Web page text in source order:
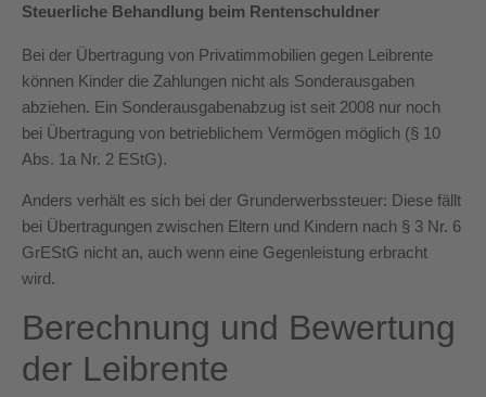
Steuerliche Behandlung beim Rentenschuldner
Bei der Übertragung von Privatimmobilien gegen Leibrente
können Kinder die Zahlungen nicht als Sonderausgaben
abziehen. Ein Sonderausgabenabzug ist seit 2008 nur noch
bei Übertragung von betrieblichem Vermögen möglich (§ 10
Abs. 1a Nr. 2 EStG).
Anders verhält es sich bei der Grunderwerbssteuer: Diese fällt
bei Übertragungen zwischen Eltern und Kindern nach § 3 Nr. 6
GrEStG nicht an, auch wenn eine Gegenleistung erbracht
wird.
Berechnung und Bewertung
der Leibrente